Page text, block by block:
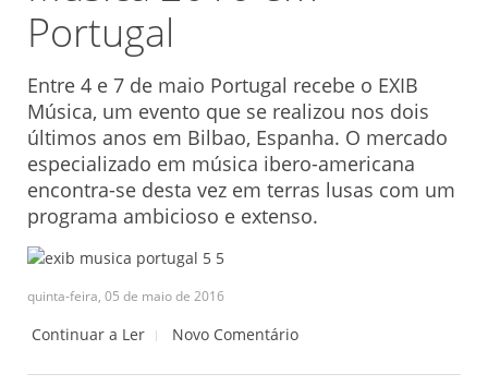
Portugal
Entre 4 e 7 de maio Portugal recebe o EXIB
Música, um evento que se realizou nos dois
últimos anos em Bilbao, Espanha. O mercado
especializado em música ibero-americana
encontra-se desta vez em terras lusas com um
programa ambicioso e extenso.
quinta-feira, 05 de maio de 2016
Continuar a Ler Novo Comentário